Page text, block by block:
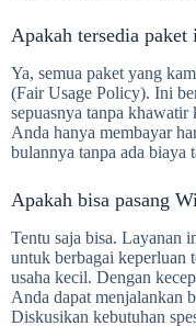
Apakah tersedia
Ya, semua paket yang
(Fair Usage Policy). Ini
sepuasnya tanpa khawatir
Anda hanya membayar
bulannya tanpa ada biaya
Apakah bisa pasang
Tentu saja bisa. Layanan
untuk berbagai keperluan
usaha kecil. Dengan
Anda dapat menjalankan
Diskusikan kebutuhan